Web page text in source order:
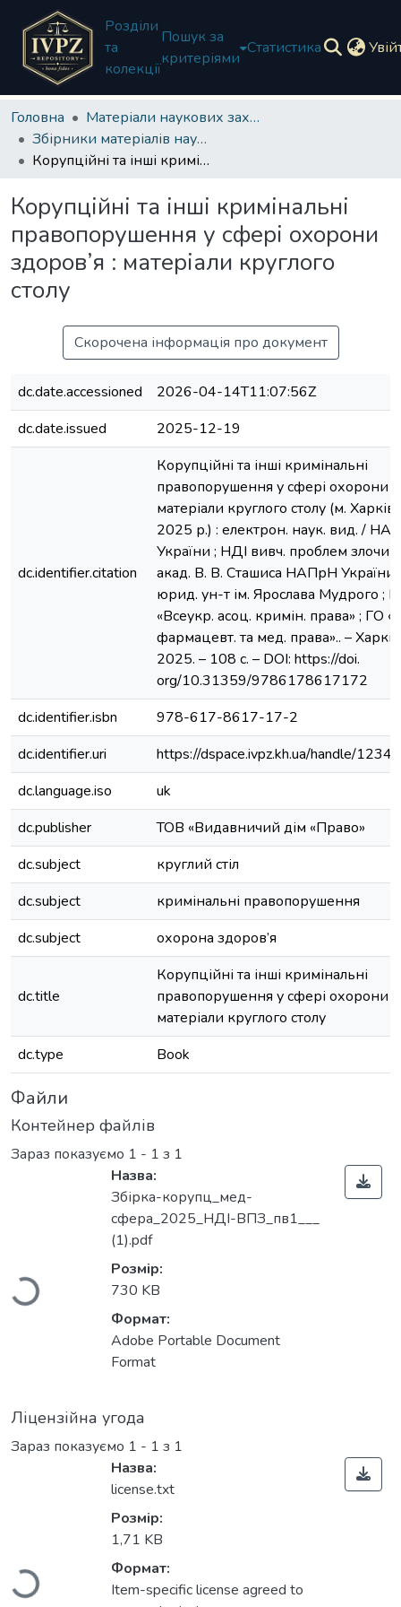
Розділи
та
колекції
Пошук за
критеріями
Статистика
Головна
Матеріали наукових заходів
Збірники матеріалів наукових заходів
Корупційні та інші кримінальні правопорушення у сфері охорони здоров’я : матеріали круглого столу
Корупційні та інші кримінальні
правопорушення у сфері охорони
здоров’я : матеріали круглого
столу
Скорочена інформація про документ
dc.date.accessioned
2026-04-14T11:07:56Z
dc.date.issued
2025-12-19
dc.identifier.citation
Корупційні та інші кримінальні
правопорушення у сфері охорони
матеріали круглого столу (м.
2025 р.) : електрон. наук. вид. /
України ; НДІ вивч. проблем
акад. В. В. Сташиса НАПрН України
юрид. ун-т ім. Ярослава Мудрого ;
«Всеукр. асоц. кримін. права» ; ГО
фармацевт. та мед. права».. –
2025. – 108 с. – DOI: https://doi.
org/10.31359/9786178617172
dc.identifier.isbn
978-617-8617-17-2
dc.identifier.uri
https://dspace.ivpz.kh.ua/handle/
dc.language.iso
uk
dc.publisher
ТОВ «Видавничий дім «Право»
dc.subject
круглий стіл
dc.subject
кримінальні правопорушення
dc.subject
охорона здоров’я
dc.title
Корупційні та інші кримінальні
правопорушення у сфері охорони
матеріали круглого столу
dc.type
Book
Файли
Контейнер файлів
Зараз показуємо 1 - 1 з 1
Вантажиться...
Назва:
Збірка-корупц_мед-
сфера_2025_НДІ-ВПЗ_пв1___
(1).pdf
Розмір:
730 KB
Формат:
Adobe Portable Document
Format
Ліцензійна угода
Зараз показуємо 1 - 1 з 1
Вантажиться...
Назва:
license.txt
Розмір:
1,71 KB
Формат:
Item-specific license agreed to